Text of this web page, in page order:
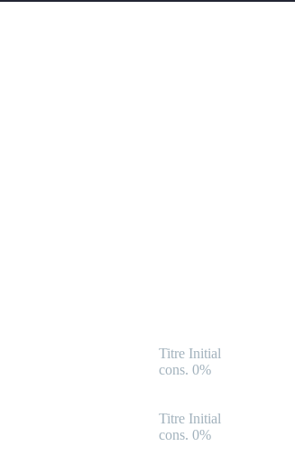
Titre Initial
cons. 0%
Titre Initial
cons. 0%